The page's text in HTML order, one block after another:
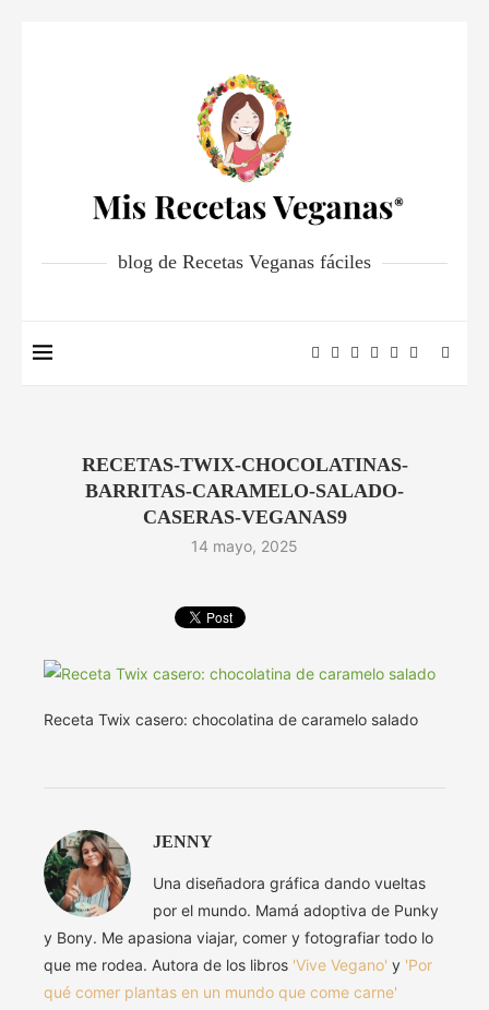
blog de Recetas Veganas fáciles
RECETAS-TWIX-CHOCOLATINAS-
BARRITAS-CARAMELO-SALADO-
CASERAS-VEGANAS9
14 mayo, 2025
Receta Twix casero: chocolatina de caramelo salado
JENNY
Una diseñadora gráfica dando vueltas
por el mundo. Mamá adoptiva de Punky
y Bony. Me apasiona viajar, comer y fotografiar todo lo
que me rodea. Autora de los libros 'Vive Vegano' y 'Por
qué comer plantas en un mundo que come carne'